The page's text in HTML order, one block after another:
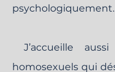
psychologiquement.
J’accueille
homosexuels qui